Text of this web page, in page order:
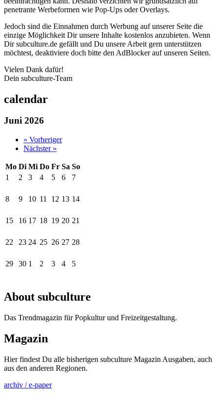
penetrante Werbeformen wie Pop-Ups oder Overlays.
Jedoch sind die Einnahmen durch Werbung auf unserer Seite die
einzige Möglichkeit Dir unsere Inhalte kostenlos anzubieten. Wenn
Dir subculture.de gefällt und Du unsere Arbeit gern unterstützen
möchtest, deaktiviere doch bitte den AdBlocker auf unseren Seiten.
Vielen Dank dafür!
Dein subculture-Team
calendar
Juni 2026
« Vorheriger
Nächster »
Mo Di Mi Do Fr Sa So
1
2 3 4 5 6 7
8 9 10 11 12 13 14
15 16 17 18 19 20 21
22 23 24 25 26 27 28
29 30 1 2 3 4 5
About subculture
Das Trendmagazin für Popkultur und Freizeitgestaltung.
Magazin
Hier findest Du alle bisherigen subculture Magazin Ausgaben, auch
aus den anderen Regionen.
archiv / e-paper